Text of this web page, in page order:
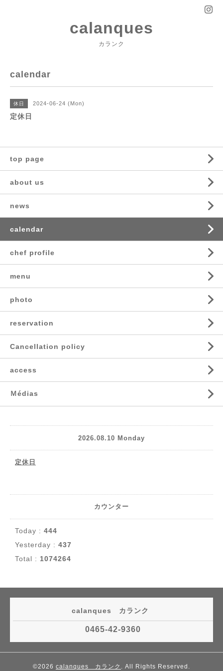
calanques
カランク
calendar
休日 2024-06-24 (Mon)
定休日
top page
about us
news
calendar
chef profile
menu
photo
reservation
Cancellation policy
access
Ｍédias
2026.08.10 Monday
定休日
カウンター
Today : 444
Yesterday : 437
Total : 1074264
calanques カランク
0465-42-9360
©2026 calanques カランク . All Rights Reserved.